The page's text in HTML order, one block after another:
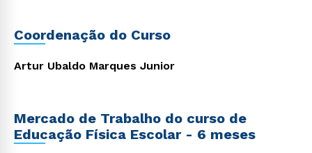
Coordenação do Curso
Artur Ubaldo Marques Junior
Mercado de Trabalho do curso de
Educação Física Escolar - 6 meses